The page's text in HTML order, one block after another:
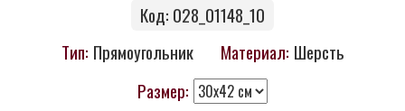
Код: 028_01148_10
Тип: Прямоугольник Материал: Шерсть
Размер: